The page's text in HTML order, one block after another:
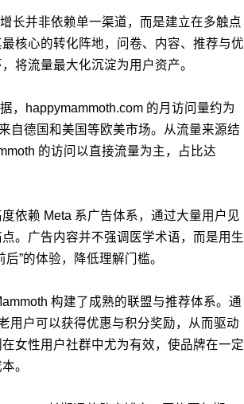
长并非依赖单一渠道，而是建立在多触点
核心的转化阵地，问卷、内容、推荐与优
将流量最大化沉淀为用户资产。
，happymammoth.com 的月访问量约为
自德国和美国等欧美市场。从流量来源结
的访问以直接流量为主，占比达
依赖 Meta 系广告体系，通过大量用户见
。广告内容并不强调医学术语，而是用生
”的体验，降低理解门槛。
构建了成熟的联盟与推荐体系。通
用户可以获得优惠与积分奖励，从而驱动
女性用户社群中尤为有效，使品牌在一定
。